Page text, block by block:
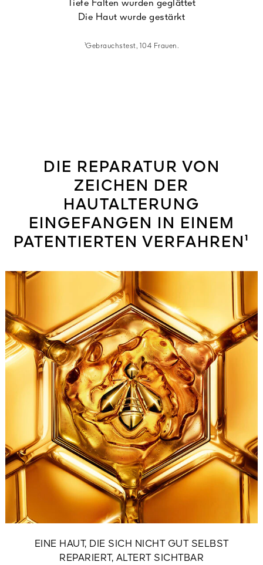
Tiefe Falten wurden geglättet
Die Haut wurde gestärkt
¹Gebrauchstest, 104 Frauen.
DIE REPARATUR VON
ZEICHEN DER
HAUTALTERUNG
EINGEFANGEN IN EINEM
PATENTIERTEN VERFAHREN¹
EINE HAUT, DIE SICH NICHT GUT SELBST
REPARIERT, ALTERT SICHTBAR